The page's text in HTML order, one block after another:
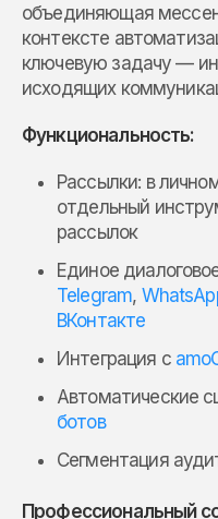
объединяющая
контексте
ключевую задачу —
исходящих
Функциональность:
Рассылки: в
отдельный
рассылок
Единое
Telegram,
ВКонтакте
Интеграция с
Автоматические
ботов
Сегментация
Профессиональный